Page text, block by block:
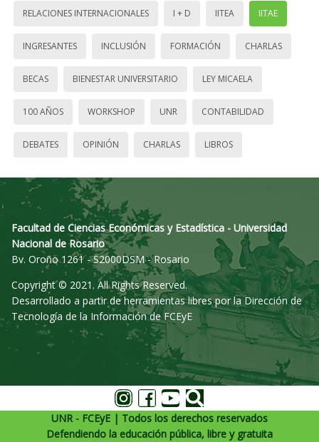
RELACIONES INTERNACIONALES I + D IITEA IITAE
INGRESANTES INCLUSIÓN FORMACIÓN CHARLAS
BECAS BIENESTAR UNIVERSITARIO LEY MICAELA
100 AÑOS WORKSHOP UNR CONTABILIDAD
DEBATES OPINIÓN CHARLAS LIBROS
Facultad de Ciencias Económicas y Estadística - Universidad
Nacional de Rosario
Bv. Oroño 1261 - S2000DSM - Rosario
Copyright © 2021. All Rights Reserved.
Desarrollado a partir de herramientas libres por la Dirección de
Tecnología de la Información de FCEyE
UNR - FCEyE | Todos los derechos reservados
Defendiendo la educación pública, libre y gratuita